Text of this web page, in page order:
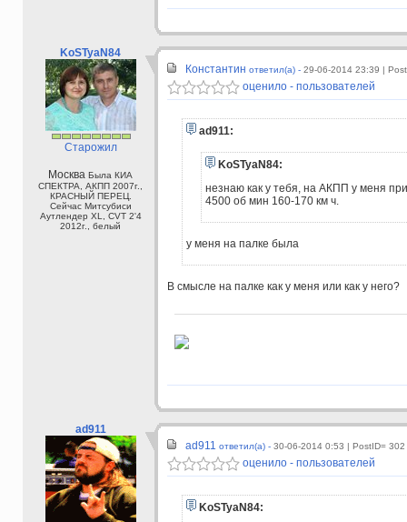
KoSTyaN84
Старожил
Москва Была КИА
СПЕКТРА, АКПП 2007г.,
КРАСНЫЙ ПЕРЕЦ.
Сейчас Митсубиси
Аутлендер XL, CVT 2'4
2012г., белый
Константин ответил(а) - 29-06-2014 23:39 |
оценило - пользователей
ad911:
KoSTyaN84:
незнаю как у тебя, на АКПП у меня
4500 об мин 160-170 км ч.
у меня на палке была
В смысле на палке как у меня или как у него?
ad911
ad911 ответил(а) - 30-06-2014 0:53 | PostID= 302
оценило - пользователей
KoSTyaN84: